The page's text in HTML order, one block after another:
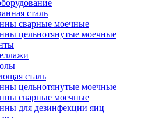
сталь
сварные моечные
цельнотянутые моечные
сталь
цельнотянутые моечные
сварные моечные
для дезинфекции яиц